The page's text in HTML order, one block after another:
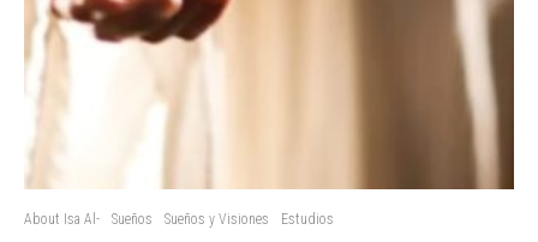
About Isa Al- Sueños Sueños y Visiones Estudios